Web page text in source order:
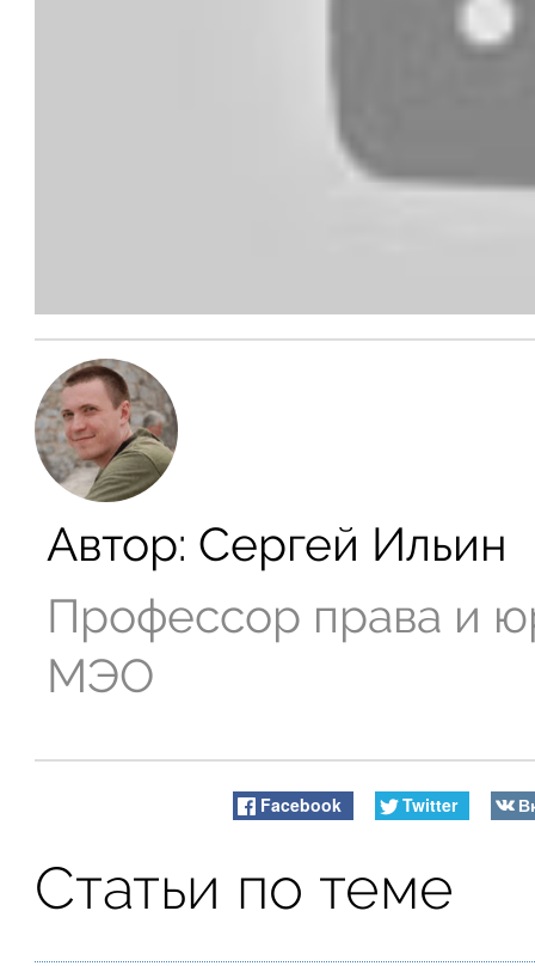
Автор: Сергей Ильин
Профессор права и
МЭО
Facebook Twitter
Статьи по теме